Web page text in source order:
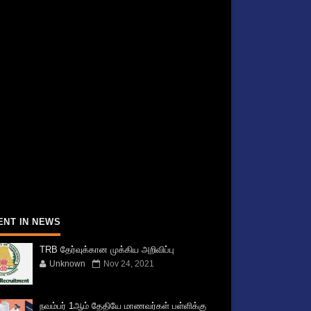
IN NEWS
TRB தேர்வுக்கான முக்கிய அறிவிப்பு
Unknown Nov 24, 2021
நவம்பர் 1ஆம் தேதியே மாணவர்கள் பள்ளிக்கு